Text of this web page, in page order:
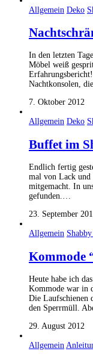
Allgemein Deko
In den letzten
Möbel weiß
Nachtkonsolen,
7. Oktober 2012
Allgemein Deko
Buffet im
Endlich fertig
mal von Lack und
mitgemacht. In
gefunden.…
23. September
Allgemein
Kommode
Heute habe ich
Kommode war in
Die Laufschienen
den Sperrmüll.
29. August 2012
Allgemein